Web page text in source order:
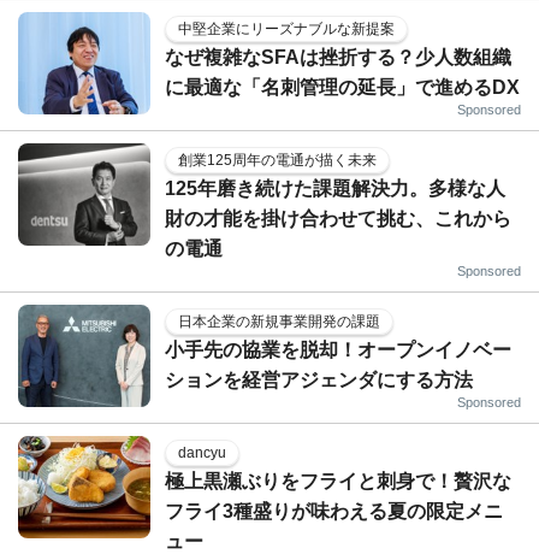
中堅企業にリーズナブルな新提案
なぜ複雑なSFAは挫折する？少人数組織
に最適な「名刺管理の延長」で進めるDX
Sponsored
創業125周年の電通が描く未来
125年磨き続けた課題解決力。多様な人
財の才能を掛け合わせて挑む、これから
の電通
Sponsored
日本企業の新規事業開発の課題
小手先の協業を脱却！オープンイノベー
ションを経営アジェンダにする方法
Sponsored
dancyu
極上黒瀬ぶりをフライと刺身で！贅沢な
フライ3種盛りが味わえる夏の限定メニ
ュー